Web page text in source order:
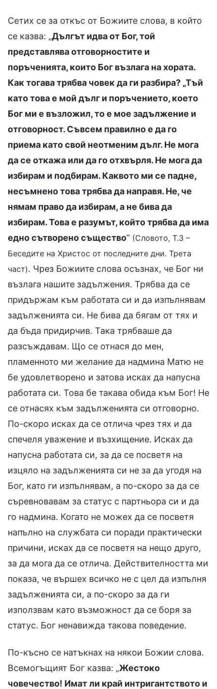
Сетих се за откъс от Божиите слова, в който
се казва: „Дългът идва от Бог, той
представлява отговорностите и
поръченията, които Бог възлага на хората.
Как тогава трябва човек да ги разбира? „Тъй
като това е мой дълг и поръчението, което
Бог ми е възложил, то е мое задължение и
отговорност. Съвсем правилно е да го
приема като свой неотменим дълг. Не мога
да се откажа или да го отхвърля. Не мога да
избирам и подбирам. Каквото ми се падне,
несъмнено това трябва да направя. Не, че
нямам право да избирам, а не бива да
избирам. Това е разумът, който трябва да има
едно сътворено същество“ (Словото, Т.3 –
Беседите на Христос от последните дни. Трета
част). Чрез Божиите слова осъзнах, че Бог ни
възлага нашите задължения. Трябва да се
придържам към работата си и да изпълнявам
задълженията си. Не бива да бягам от тях и
да бъда придирчив. Така трябваше да
разсъждавам. Що се отнася до мен,
пламенното ми желание да надмина Матю не
бе удовлетворено и затова исках да напусна
работата си. Това бе такава обида към Бог! Не
се отнасях към задълженията си отговорно.
По-скоро исках да се отлича чрез тях и да
спечеля уважение и възхищение. Исках да
напусна работата си, за да се посветя на
изцяло на задълженията си не за да угодя на
Бог, като ги изпълнявам, а по-скоро за да се
съревновавам за статус с партньора си и да
го надмина. Когато не можех да се посветя
напълно на службата си поради практически
причини, исках да се посветя на нещо друго,
за да мога да се отлича. Действителността ми
показа, че вършех всичко не с цел да изпълня
задълженията си, а по-скоро за да ги
използвам като възможност да се боря за
статус. Бог ненавижда такова поведение.
По-късно се натъкнах на някои Божии слова.
Всемогъщият Бог казва: „Жестоко
човечество! Имат ли край интригантството и